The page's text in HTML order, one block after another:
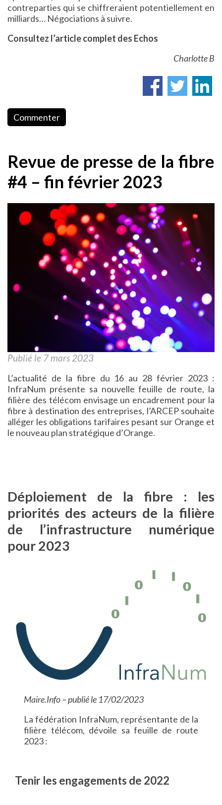
contreparties qui se chiffreraient potentiellement en
milliards… Négociations à suivre.
Consultez l’article complet des Echos
Charlotte B
Commenter
Revue de presse de la fibre
#4 – fin février 2023
Publié le 7 mars 2023
L’actualité de la fibre du 16 au 28 février 2023 :
InfraNum présente sa nouvelle feuille de route, la
filière des télécom envisage un encadrement pour la
fibre à destination des entreprises, l’ARCEP souhaite
alléger les obligations tarifaires pesant sur Orange et
le nouveau plan stratégique d’Orange.
Déploiement de la fibre : les
priorités des acteurs de la filière
de l’infrastructure numérique
pour 2023
Maire.Info – publié le 17/02/2023
La fédération InfraNum, représentante de la
filière télécom, dévoile sa feuille de route
2023 :
Tenir les engagements de 2022